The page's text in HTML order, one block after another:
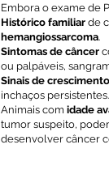
Embora o exame de
Histórico familiar de
hemangiossarcoma.
Sintomas de câncer
ou palpáveis,
Sinais de
inchaços persistentes.
Animais com idade
tumor suspeito,
desenvolver câncer